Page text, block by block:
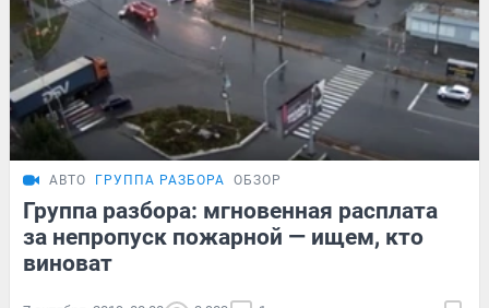
АВТО ГРУППА РАЗБОРА ОБЗОР
Группа разбора: мгновенная расплата
за непропуск пожарной — ищем, кто
виноват